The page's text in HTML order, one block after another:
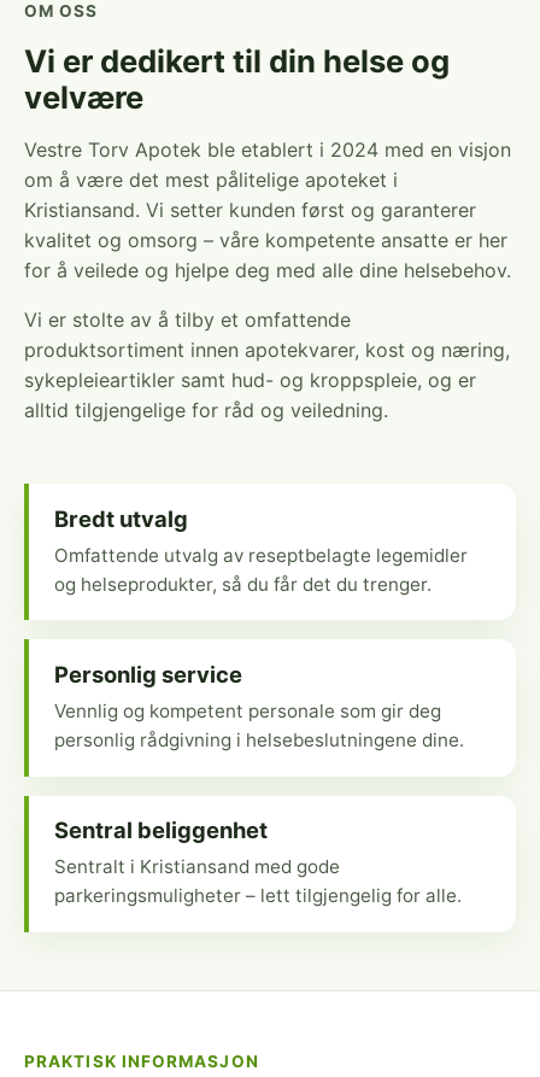
OM OSS
Vi er dedikert til din helse og
velvære
Vestre Torv Apotek ble etablert i 2024 med en visjon
om å være det mest pålitelige apoteket i
Kristiansand. Vi setter kunden først og garanterer
kvalitet og omsorg – våre kompetente ansatte er her
for å veilede og hjelpe deg med alle dine helsebehov.
Vi er stolte av å tilby et omfattende
produktsortiment innen apotekvarer, kost og næring,
sykepleieartikler samt hud- og kroppspleie, og er
alltid tilgjengelige for råd og veiledning.
Bredt utvalg
Omfattende utvalg av reseptbelagte legemidler
og helseprodukter, så du får det du trenger.
Personlig service
Vennlig og kompetent personale som gir deg
personlig rådgivning i helsebeslutningene dine.
Sentral beliggenhet
Sentralt i Kristiansand med gode
parkeringsmuligheter – lett tilgjengelig for alle.
PRAKTISK INFORMASJON